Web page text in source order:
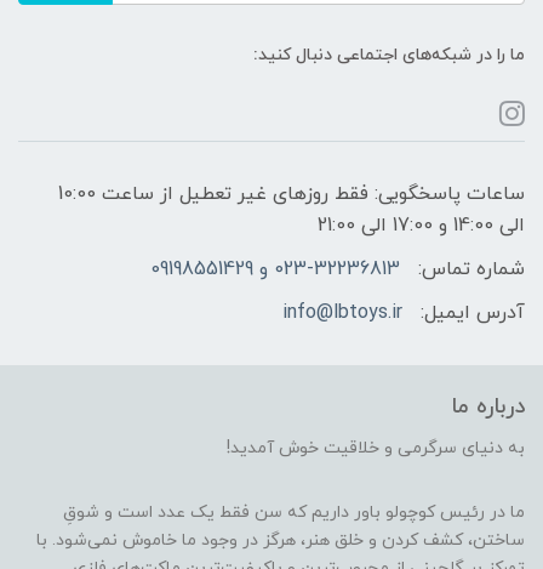
ما را در شبکه‌های اجتماعی دنبال کنید:
ساعات پاسخگویی: فقط روزهای غیر تعطیل از ساعت 10:00
الی 14:00 و 17:00 الی 21:00
شماره تماس:
023-32236813 و 09198551429
آدرس ایمیل:
info@lbtoys.ir
درباره ما
به دنیای سرگرمی و خلاقیت خوش آمدید!
ما در رئیس کوچولو باور داریم که سن فقط یک عدد است و شوقِ
ساختن، کشف کردن و خلق هنر، هرگز در وجود ما خاموش نمی‌شود. با